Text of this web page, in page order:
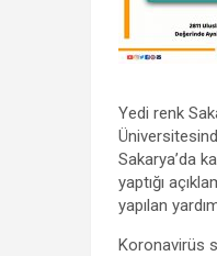
Yedi renk
Sakarya’da
yaptığı
yapılan
Koronavirüs